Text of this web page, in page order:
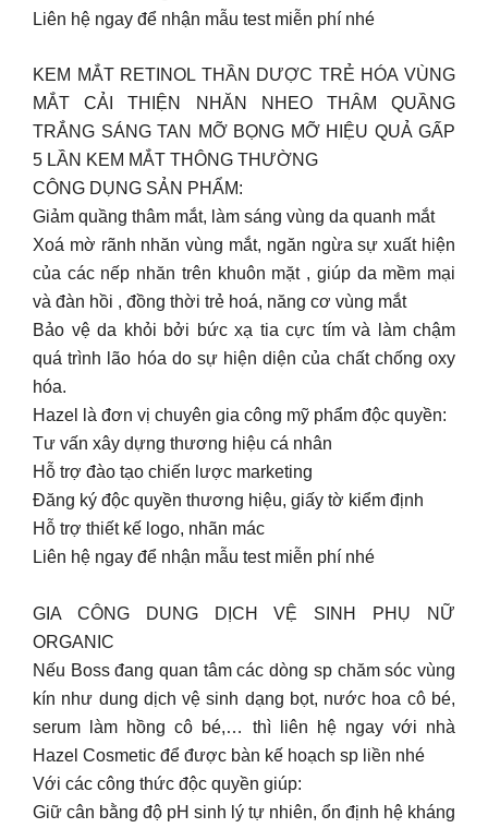
Liên hệ ngay để nhận mẫu test miễn phí nhé
KEM MẮT RETINOL THẦN DƯỢC TRẺ HÓA VÙNG
MẮT CẢI THIỆN NHĂN NHEO THÂM QUẦNG
TRẮNG SÁNG TAN MỠ BỌNG MỠ HIỆU QUẢ GẤP
5 LẦN KEM MẮT THÔNG THƯỜNG
CÔNG DỤNG SẢN PHẨM:
Giảm quầng thâm mắt, làm sáng vùng da quanh mắt
Xoá mờ rãnh nhăn vùng mắt, ngăn ngừa sự xuất hiện
của các nếp nhăn trên khuôn mặt , giúp da mềm mại
và đàn hồi , đồng thời trẻ hoá, năng cơ vùng mắt
Bảo vệ da khỏi bởi bức xạ tia cực tím và làm chậm
quá trình lão hóa do sự hiện diện của chất chống oxy
hóa.
Hazel là đơn vị chuyên gia công mỹ phẩm độc quyền:
Tư vấn xây dựng thương hiệu cá nhân
Hỗ trợ đào tạo chiến lược marketing
Đăng ký độc quyền thương hiệu, giấy tờ kiểm định
Hỗ trợ thiết kế logo, nhãn mác
Liên hệ ngay để nhận mẫu test miễn phí nhé
GIA CÔNG DUNG DỊCH VỆ SINH PHỤ NỮ
ORGANIC
Nếu Boss đang quan tâm các dòng sp chăm sóc vùng
kín như dung dịch vệ sinh dạng bọt, nước hoa cô bé,
serum làm hồng cô bé,… thì liên hệ ngay với nhà
Hazel Cosmetic để được bàn kế hoạch sp liền nhé
Với các công thức độc quyền giúp:
Giữ cân bằng độ pH sinh lý tự nhiên, ổn định hệ kháng